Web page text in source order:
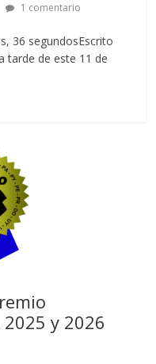
1 comentario
36 segundosEscrito
tarde de este 11 de
y 2026